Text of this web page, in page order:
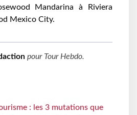
Mandarina à Riviera
Mexico City.
pour Tour Hebdo.
: les 3 mutations que